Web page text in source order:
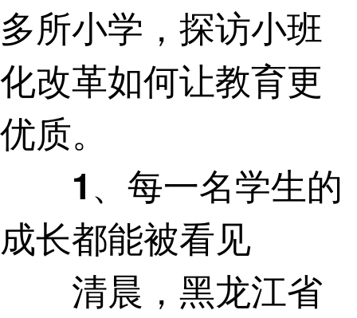
多所小学，探访小班
化改革如何让教育更
优质。
1、每一名学生的
成长都能被看见
清晨，黑龙江省